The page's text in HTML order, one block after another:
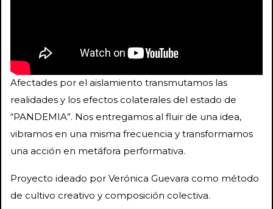
Afectades por el aislamiento transmutamos las
realidades y los efectos colaterales del estado de
“PANDEMIA”. Nos entregamos al fluir de una idea,
vibramos en una misma frecuencia y transformamos
una acción en metáfora performativa.
Proyecto ideado por Verónica Guevara como método
de cultivo creativo y composición colectiva.